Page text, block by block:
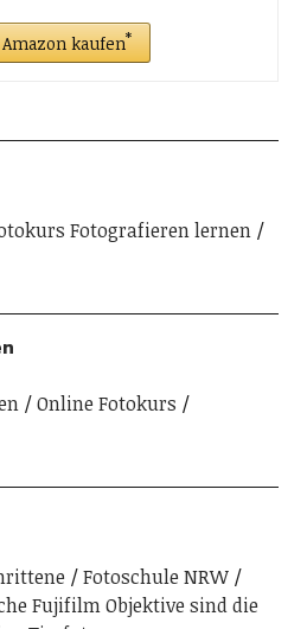
kaufen
Fotografieren lernen
Online Fotokurs
Fotoschule NRW
Fujifilm Objektive sind die